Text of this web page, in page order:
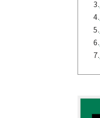
3.
4.
5.
6.
7.